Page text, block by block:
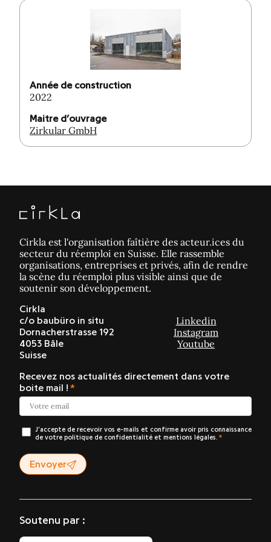
Année de construction
2022
Maitre d’ouvrage
Zirkular GmbH
Cirkla est l'organisation faîtière des acteur.ices du
secteur du réemploi en Suisse. Elle rassemble
organisations, entreprises et privés, afin de rendre
la scène du réemploi plus visible ainsi que de
soutenir son développement.
Cirkla
c/o baubüro in situ
Dornacherstrasse 192
4053 Bâle
Suisse
Linkedin
Instagram
Youtube
Recevez nos actualités directement dans votre
boite mail !
J’accepte de recevoir vos e-mails et confirme avoir pris connaissance
de votre politique de confidentialité et mentions légales.
Envoyer
Soutenu par :